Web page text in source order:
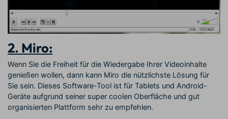
2. Miro:
Wenn Sie die Freiheit für die Wiedergabe Ihrer Videoinhalte
genießen wollen, dann kann Miro die nützlichste Lösung für
Sie sein. Dieses Software-Tool ist für Tablets und Android-
Geräte aufgrund seiner super coolen Oberfläche und gut
organisierten Plattform sehr zu empfehlen.